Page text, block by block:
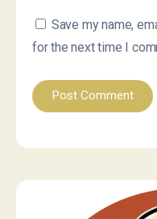
Save my name,
for the next time I